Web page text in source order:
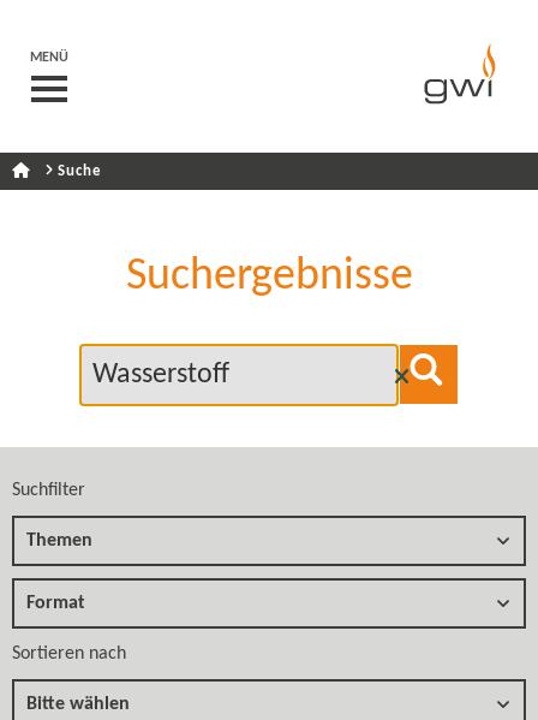
MENÜ
Suche
Suchergebnisse
Suchfilter
Themen
Format
Sortieren nach
Bitte wählen